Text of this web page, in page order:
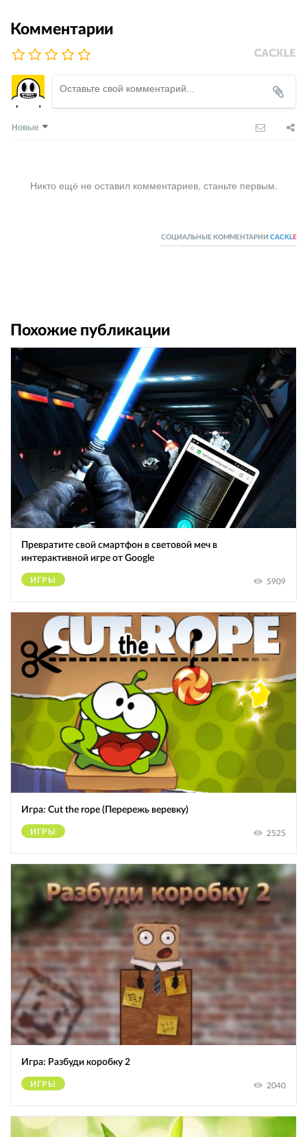
Комментарии
Новые
Никто ещё не оставил комментариев, станьте первым.
СОЦИАЛЬНЫЕ КОММЕНТАРИИ CACKL E
Похожие публикации
Превратите свой смартфон в световой меч в
интерактивной игре от Google
ИГРЫ 5909
Игра: Cut the rope (Перережь веревку)
ИГРЫ 2525
Игра: Разбуди коробку 2
ИГРЫ 2040